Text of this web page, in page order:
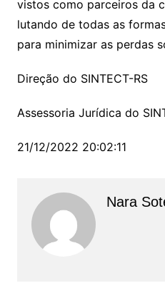
vistos como parceiros da
lutando de todas as
para minimizar as perdas
Direção do SINTECT-RS
Assessoria Jurídica do
21/12/2022 20:02:11
Nara